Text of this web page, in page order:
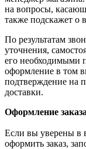
на вопросы,
также подскажет о
По результатам
уточнения,
его необходимыми
оформление в том
подтверждение на
доставки.
Оформление
Если вы уверены в
оформить заказ,